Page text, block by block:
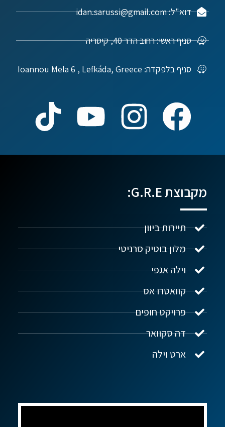
דוא"ל: idan.sarussi@gmail.com
סניף ראשי: רחוב הדר 40, קיסריה
סניף בלפקדה: Ioannou Mela 6 , Lefkáda, Greece
מקבוצת G.R.E:
תיירות ביוון
מלון בוטיק סרניטי
וילה אגפי
קוואטרו אס
פרויקט חופים
דה סקוואר
ארט וילה
נדל"ן ביוון G.R.E
שלום! איך אפשר לעזור?